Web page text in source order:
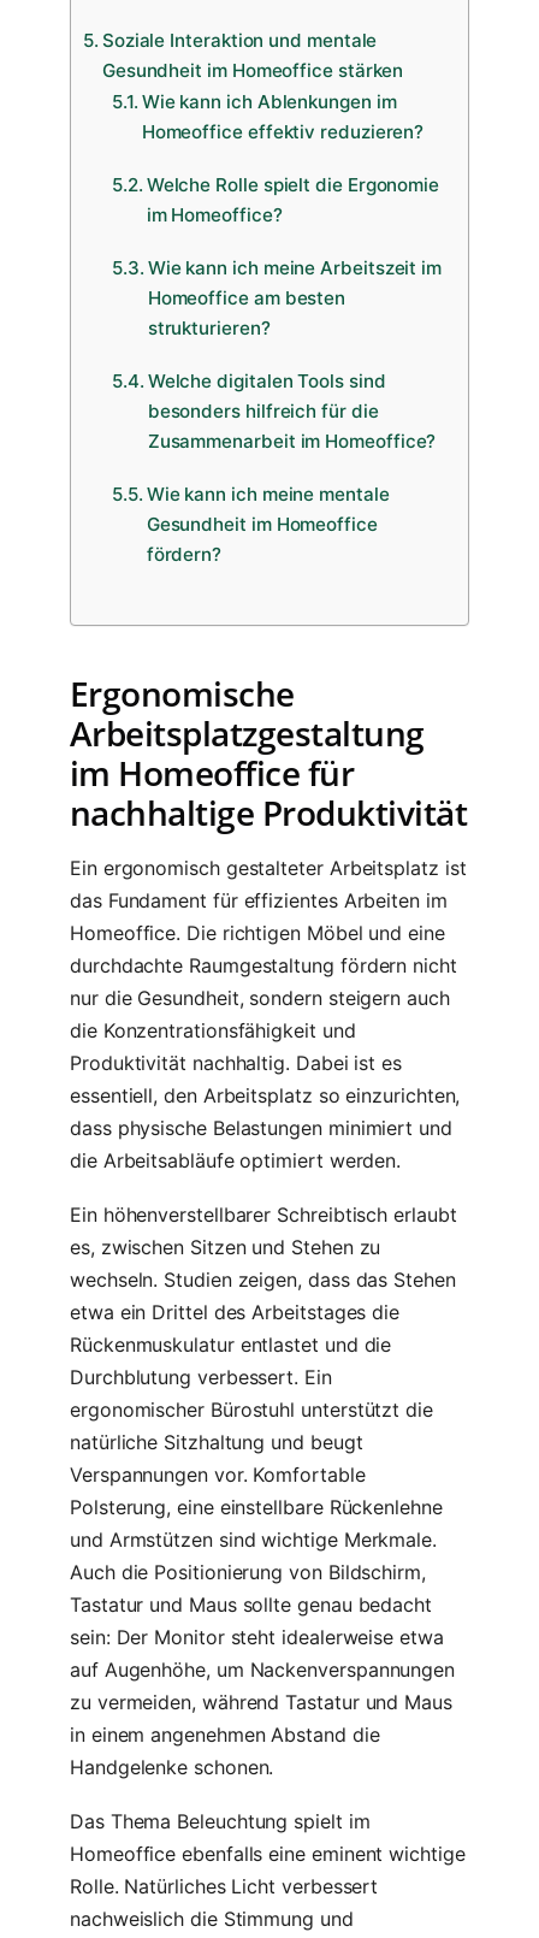
Soziale Interaktion und mentale
Gesundheit im Homeoffice stärken
Wie kann ich Ablenkungen im
Homeoffice effektiv reduzieren?
Welche Rolle spielt die Ergonomie
im Homeoffice?
Wie kann ich meine Arbeitszeit im
Homeoffice am besten
strukturieren?
Welche digitalen Tools sind
besonders hilfreich für die
Zusammenarbeit im Homeoffice?
Wie kann ich meine mentale
Gesundheit im Homeoffice
fördern?
Ergonomische
Arbeitsplatzgestaltung
im Homeoffice für
nachhaltige Produktivität
Ein ergonomisch gestalteter Arbeitsplatz ist
das Fundament für effizientes Arbeiten im
Homeoffice. Die richtigen Möbel und eine
durchdachte Raumgestaltung fördern nicht
nur die Gesundheit, sondern steigern auch
die Konzentrationsfähigkeit und
Produktivität nachhaltig. Dabei ist es
essentiell, den Arbeitsplatz so einzurichten,
dass physische Belastungen minimiert und
die Arbeitsabläufe optimiert werden.
Ein höhenverstellbarer Schreibtisch erlaubt
es, zwischen Sitzen und Stehen zu
wechseln. Studien zeigen, dass das Stehen
etwa ein Drittel des Arbeitstages die
Rückenmuskulatur entlastet und die
Durchblutung verbessert. Ein
ergonomischer Bürostuhl unterstützt die
natürliche Sitzhaltung und beugt
Verspannungen vor. Komfortable
Polsterung, eine einstellbare Rückenlehne
und Armstützen sind wichtige Merkmale.
Auch die Positionierung von Bildschirm,
Tastatur und Maus sollte genau bedacht
sein: Der Monitor steht idealerweise etwa
auf Augenhöhe, um Nackenverspannungen
zu vermeiden, während Tastatur und Maus
in einem angenehmen Abstand die
Handgelenke schonen.
Das Thema Beleuchtung spielt im
Homeoffice ebenfalls eine eminent wichtige
Rolle. Natürliches Licht verbessert
nachweislich die Stimmung und